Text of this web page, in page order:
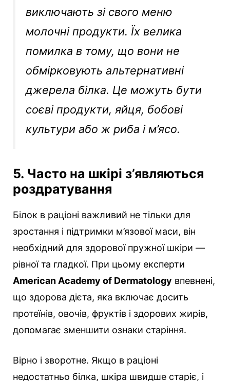
виключають зі свого меню
молочні продукти. Їх велика
помилка в тому, що вони не
обмірковують альтернативні
джерела білка. Це можуть бути
соєві продукти, яйця, бобові
культури або ж риба і м’ясо.
5. Часто на шкірі з’являються
роздратування
Білок в раціоні важливий не тільки для
зростання і підтримки м’язової маси, він
необхідний для здорової пружної шкіри —
рівної та гладкої. При цьому експерти
American Academy of Dermatology впевнені,
що здорова дієта, яка включає досить
протеїнів, овочів, фруктів і здорових жирів,
допомагає зменшити ознаки старіння.
Вірно і зворотне. Якщо в раціоні
недостатньо білка, шкіра швидше старіє, і